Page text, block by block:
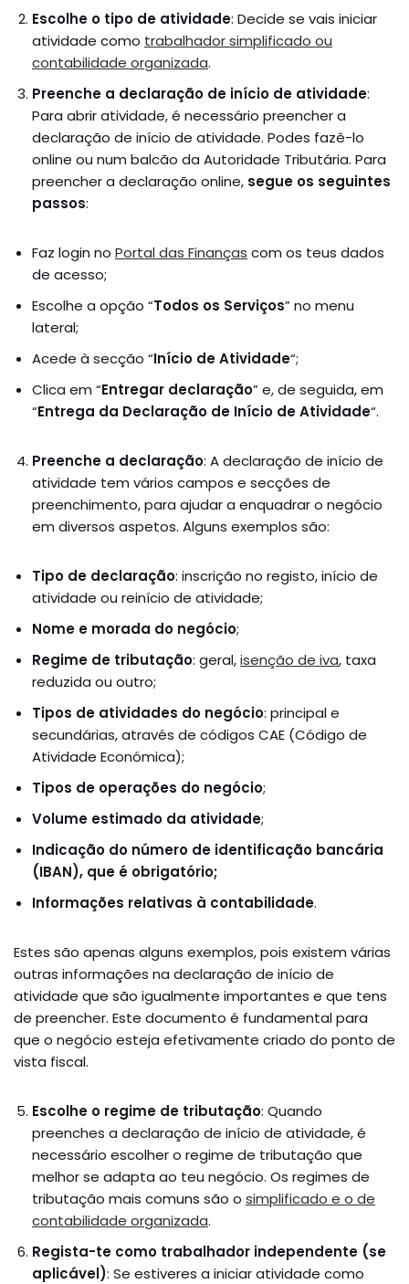
Escolhe o tipo de atividade: Decide se vais iniciar
atividade como trabalhador simplificado ou
contabilidade organizada.
Preenche a declaração de início de atividade:
Para abrir atividade, é necessário preencher a
declaração de início de atividade. Podes fazê-lo
online ou num balcão da Autoridade Tributária. Para
preencher a declaração online, segue os seguintes
passos:
Faz login no Portal das Finanças com os teus dados
de acesso;
Escolhe a opção “Todos os Serviços” no menu
lateral;
Acede à secção “Início de Atividade“;
Clica em “Entregar declaração” e, de seguida, em
“Entrega da Declaração de Início de Atividade“.
Preenche a declaração: A declaração de início de
atividade tem vários campos e secções de
preenchimento, para ajudar a enquadrar o negócio
em diversos aspetos. Alguns exemplos são:
Tipo de declaração: inscrição no registo, início de
atividade ou reinício de atividade;
Nome e morada do negócio;
Regime de tributação: geral,isenção de iva, taxa
reduzida ou outro;
Tipos de atividades do negócio: principal e
secundárias, através de códigos CAE (Código de
Atividade Económica);
Tipos de operações do negócio;
Volume estimado da atividade;
Indicação do número de identificação bancária
(IBAN), que é obrigatório;
Informações relativas à contabilidade.
Estes são apenas alguns exemplos, pois existem várias
outras informações na declaração de início de
atividade que são igualmente importantes e que tens
de preencher. Este documento é fundamental para
que o negócio esteja efetivamente criado do ponto de
vista fiscal.
Escolhe o regime de tributação: Quando
preenches a declaração de início de atividade, é
necessário escolher o regime de tributação que
melhor se adapta ao teu negócio. Os regimes de
tributação mais comuns são o simplificado e o de
contabilidade organizada.
Regista-te como trabalhador independente (se
aplicável): Se estiveres a iniciar atividade como